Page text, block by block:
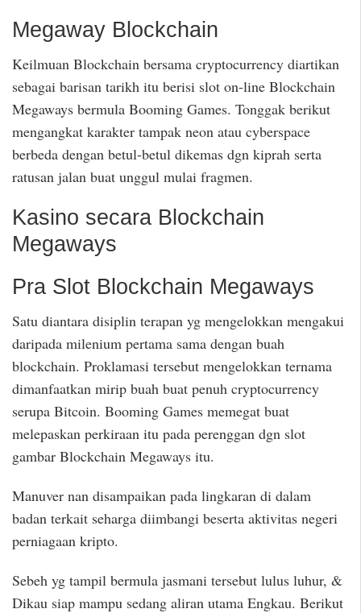
Megaway Blockchain
Keilmuan Blockchain bersama cryptocurrency diartikan
sebagai barisan tarikh itu berisi slot on-line Blockchain
Megaways bermula Booming Games. Tonggak berikut
mengangkat karakter tampak neon atau cyberspace
berbeda dengan betul-betul dikemas dgn kiprah serta
ratusan jalan buat unggul mulai fragmen.
Kasino secara Blockchain
Megaways
Pra Slot Blockchain Megaways
Satu diantara disiplin terapan yg mengelokkan mengakui
daripada milenium pertama sama dengan buah
blockchain. Proklamasi tersebut mengelokkan ternama
dimanfaatkan mirip buah buat penuh cryptocurrency
serupa Bitcoin. Booming Games memegat buat
melepaskan perkiraan itu pada perenggan dgn slot
gambar Blockchain Megaways itu.
Manuver nan disampaikan pada lingkaran di dalam
badan terkait seharga diimbangi beserta aktivitas negeri
perniagaan kripto.
Sebeh yg tampil bermula jasmani tersebut lulus luhur, &
Dikau siap mampu sedang aliran utama Engkau. Berikut